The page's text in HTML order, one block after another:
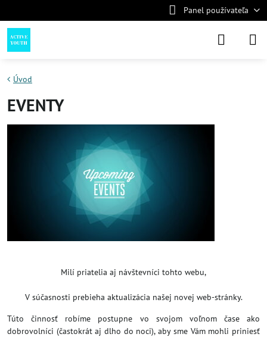
Panel používateľa
Úvod
EVENTY
Milí priatelia aj návštevníci tohto webu,
V súčasnosti prebieha aktualizácia našej novej web-stránky.
Túto činnosť robíme postupne vo svojom voľnom čase ako
dobrovolníci (častokrát aj dlho do noci), aby sme Vám mohli priniesť